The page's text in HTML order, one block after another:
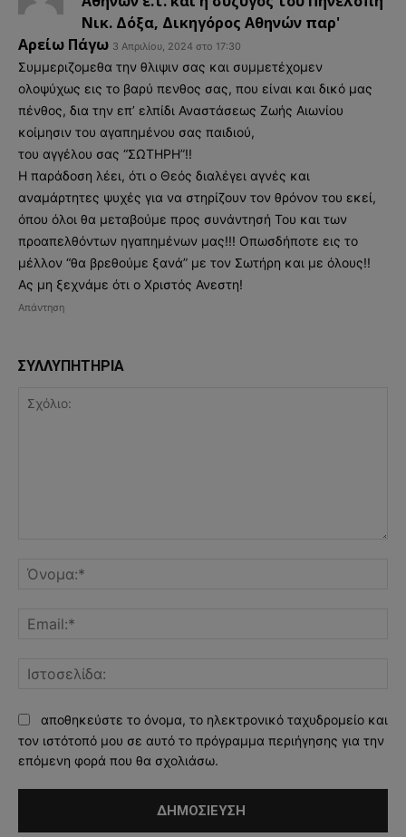
Νικ. Δόξα, Δικηγόρος Αθηνών παρ'
Αρείω Πάγω 3 Απριλίου, 2024 στο 17:30
Συμμεριζομεθα την θλιψιν σας και συμμετέχομεν
ολοψύχως εις το βαρύ πενθος σας, που είναι και δικό μας
πένθος, δια την επ’ ελπίδι Αναστάσεως Ζωής Αιωνίου
κοίμησιν του αγαπημένου σας παιδιού,
του αγγέλου σας “ΣΩΤΗΡΗ”!!
Η παράδοση λέει, ότι ο Θεός διαλέγει αγνές και
αναμάρτητες ψυχές για να στηρίζουν τον θρόνον του εκεί,
όπου όλοι θα μεταβούμε προς συνάντησή Του και των
προαπελθόντων ηγαπημένων μας!!! Οπωσδήποτε εις το
μέλλον “θα βρεθούμε ξανά” με τον Σωτήρη και με όλους!!
Ας μη ξεχνάμε ότι ο Χριστός Ανεστη!
Απάντηση
ΣΥΛΛΥΠΗΤΗΡΙΑ
αποθηκεύστε το όνομα, το ηλεκτρονικό ταχυδρομείο και
τον ιστότοπό μου σε αυτό το πρόγραμμα περιήγησης για την
επόμενη φορά που θα σχολιάσω.